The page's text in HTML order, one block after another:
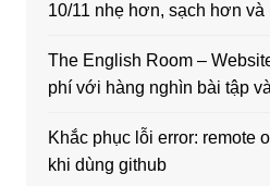
10/11 nhẹ hơn, sạch hơn
The English Room –
phí với hàng nghìn bài tập
Khắc phục lỗi error: remote
khi dùng github